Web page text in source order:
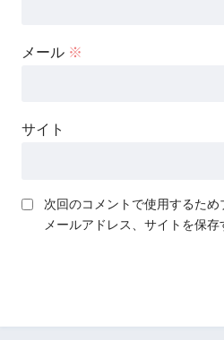
メール ※
サイト
次回のコメントで使用するため
メールアドレス、サイトを保存